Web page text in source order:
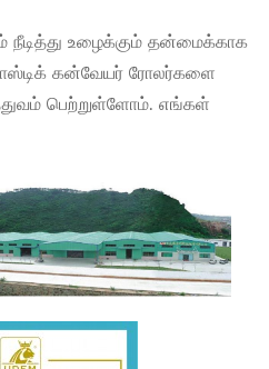
நீடித்து உழைக்கும் தன்மைக்காக
கன்வேயர் ரோலர்களை
பெற்றுள்ளோம். எங்கள்